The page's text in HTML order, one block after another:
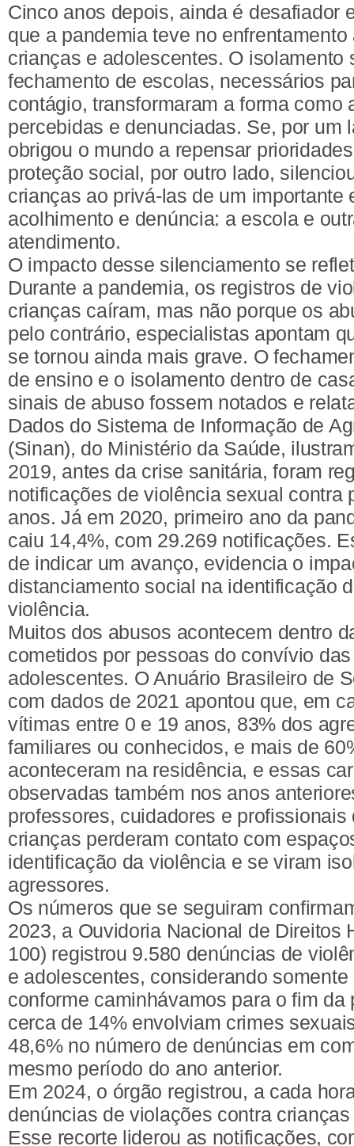
Cinco anos depois, ainda é desafiador
que a pandemia teve no
crianças e adolescentes. O isolamento
fechamento de escolas, necessários
contágio, transformaram a forma como
percebidas e denunciadas. Se, por um
obrigou o mundo a repensar
proteção social, por outro lado,
crianças ao privá-las de um importante
acolhimento e denúncia: a escola e
atendimento.
O impacto desse silenciamento se
Durante a pandemia, os registros de
crianças caíram, mas não porque os
pelo contrário, especialistas apontam
se tornou ainda mais grave. O
de ensino e o isolamento dentro de
sinais de abuso fossem notados e
Dados do Sistema de Informação de
(Sinan), do Ministério da Saúde,
2019, antes da crise sanitária, foram
notificações de violência sexual contra
anos. Já em 2020, primeiro ano da
caiu 14,4%, com 29.269 notificações.
de indicar um avanço, evidencia o
distanciamento social na identificação
violência.
Muitos dos abusos acontecem dentro
cometidos por pessoas do convívio
adolescentes. O Anuário Brasileiro de
com dados de 2021 apontou que, em
vítimas entre 0 e 19 anos, 83% dos
familiares ou conhecidos, e mais de
aconteceram na residência, e essas
observadas também nos anos
professores, cuidadores e profissionais
crianças perderam contato com
identificação da violência e se viram
agressores.
Os números que se seguiram
2023, a Ouvidoria Nacional de Direitos
100) registrou 9.580 denúncias de
e adolescentes, considerando
conforme caminhávamos para o fim da
cerca de 14% envolviam crimes
48,6% no número de denúncias em
mesmo período do ano anterior.
Em 2024, o órgão registrou, a cada
denúncias de violações contra
Esse recorte liderou as notificações,